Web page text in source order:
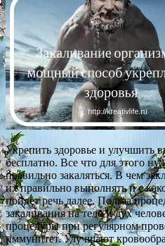
Укрепить здоровье и улучшить
бесплатно. Все что для этого
правильно закаляться. В чем
их правильно выполнять и с
пойдет речь далее. Польза
закаливания на тело и дух
процедуры при регулярном
иммунитет. Улучшают